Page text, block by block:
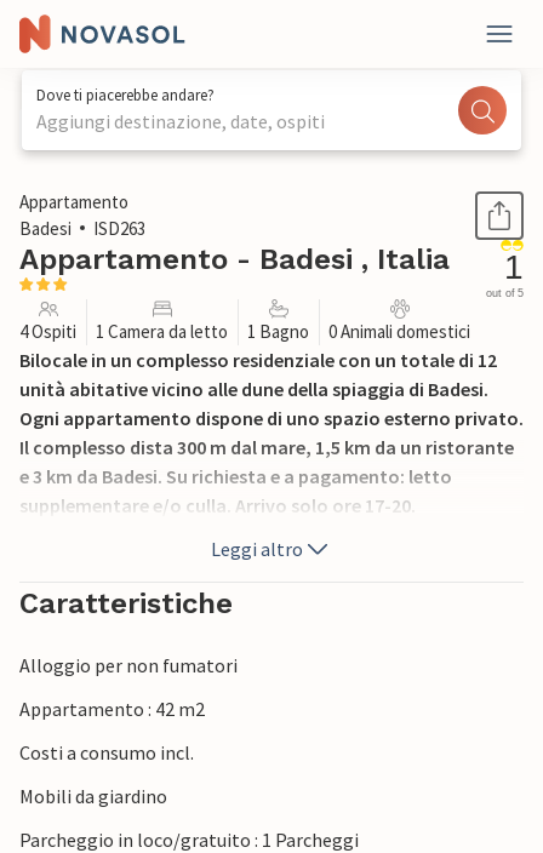
Dove ti piacerebbe andare?
Aggiungi destinazione, date, ospiti
1 / 23
Appartamento
Badesi
ISD263
Appartamento - Badesi , Italia 1
out of 5
4 Ospiti 1 Camera da letto 1 Bagno 0 Animali domestici
Bilocale in un complesso residenziale con un totale di 12
unità abitative vicino alle dune della spiaggia di Badesi.
Ogni appartamento dispone di uno spazio esterno privato.
Il complesso dista 300 m dal mare, 1,5 km da un ristorante
e 3 km da Badesi. Su richiesta e a pagamento: letto
supplementare e/o culla. Arrivo solo ore 17-20.
Leggi altro
Caratteristiche
Alloggio per non fumatori
Appartamento : 42 m2
Costi a consumo incl.
Mobili da giardino
Parcheggio in loco/gratuito : 1 Parcheggi